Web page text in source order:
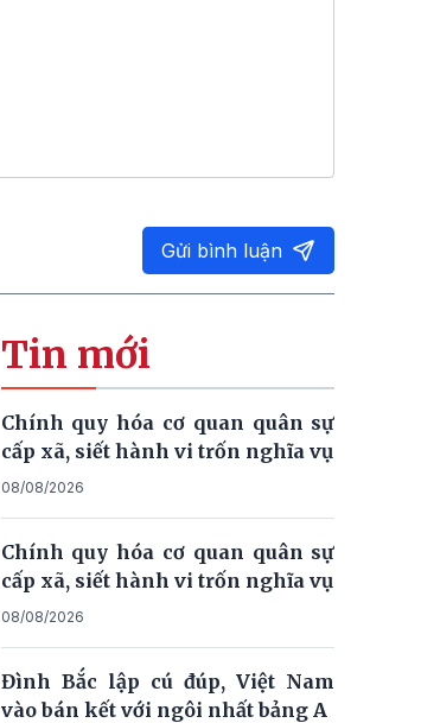
Gửi bình luận
Tin mới
Chính quy hóa cơ quan quân sự
cấp xã, siết hành vi trốn nghĩa vụ
08/08/2026
Chính quy hóa cơ quan quân sự
cấp xã, siết hành vi trốn nghĩa vụ
08/08/2026
Đình Bắc lập cú đúp, Việt Nam
vào bán kết với ngôi nhất bảng A